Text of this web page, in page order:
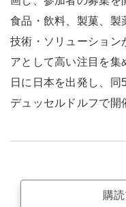
食品・飲料、製菓、製
技術・ソリューション
アとして高い注目を
日に日本を出発し、同
デュッセルドルフで開
購